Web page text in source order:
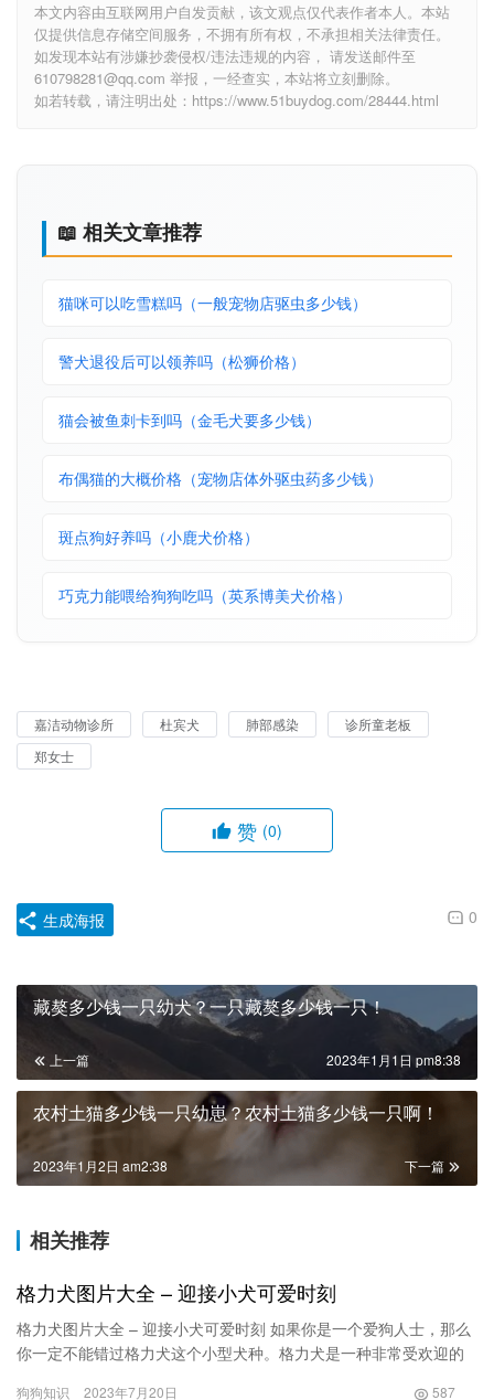
本文内容由互联网用户自发贡献，该文观点仅代表作者本人。本站
仅提供信息存储空间服务，不拥有所有权，不承担相关法律责任。
如发现本站有涉嫌抄袭侵权/违法违规的内容， 请发送邮件至
610798281@qq.com 举报，一经查实，本站将立刻删除。
如若转载，请注明出处：https://www.51buydog.com/28444.html
📖 相关文章推荐
猫咪可以吃雪糕吗（一般宠物店驱虫多少钱）
警犬退役后可以领养吗（松狮价格）
猫会被鱼刺卡到吗（金毛犬要多少钱）
布偶猫的大概价格（宠物店体外驱虫药多少钱）
斑点狗好养吗（小鹿犬价格）
巧克力能喂给狗狗吃吗（英系博美犬价格）
嘉洁动物诊所 杜宾犬 肺部感染
诊所童老板
郑女士
赞 (0)
0
生成海报
藏獒多少钱一只幼犬？一只藏獒多少钱一只！
上一篇 2023年1月1日 pm8:38
农村土猫多少钱一只幼崽？农村土猫多少钱一只啊！
下一篇
2023年1月2日 am2:38
相关推荐
格力犬图片大全 – 迎接小犬可爱时刻
格力犬图片大全 – 迎接小犬可爱时刻 如果你是一个爱狗人士，那么
你一定不能错过格力犬这个小型犬种。格力犬是一种非常受欢迎的
狗狗知识 2023年7月20日 587